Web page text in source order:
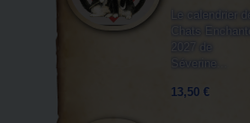
Le calendrier
Chats
2027 de
Séverine...
13,50 €